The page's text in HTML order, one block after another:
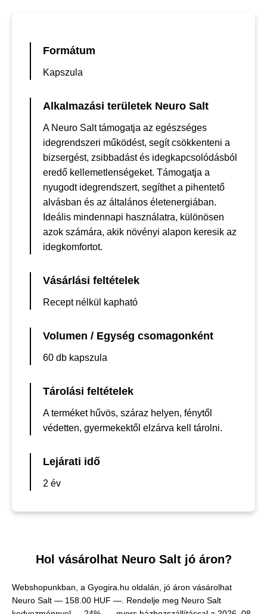
Formátum
Kapszula
Alkalmazási területek Neuro Salt
A Neuro Salt támogatja az egészséges
idegrendszeri működést, segít csökkenteni a
bizsergést, zsibbadást és idegkapcsolódásból
eredő kellemetlenségeket. Támogatja a
nyugodt idegrendszert, segíthet a pihentető
alvásban és az általános életenergiában.
Ideális mindennapi használatra, különösen
azok számára, akik növényi alapon keresik az
idegkomfortot.
Vásárlási feltételek
Recept nélkül kapható
Volumen / Egység csomagonként
60 db kapszula
Tárolási feltételek
A terméket hűvös, száraz helyen, fénytől
védetten, gyermekektől elzárva kell tárolni.
Lejárati idő
2 év
Hol vásárolhat Neuro Salt jó áron?
Webshopunkban, a Gyogira.hu oldalán, jó áron vásárolhat
Neuro Salt — 158.00 HUF — . Rendelje meg Neuro Salt